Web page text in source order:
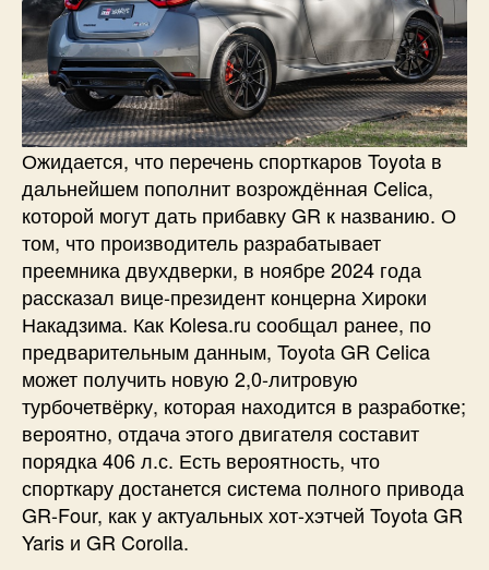
Ожидается, что перечень спорткаров Toyota в
дальнейшем пополнит возрождённая Celica,
которой могут дать прибавку GR к названию. О
том, что производитель разрабатывает
преемника двухдверки, в ноябре 2024 года
рассказал вице-президент концерна Хироки
Накадзима. Как Kolesa.ru сообщал ранее, по
предварительным данным, Toyota GR Celica
может получить новую 2,0-литровую
турбочетвёрку, которая находится в разработке;
вероятно, отдача этого двигателя составит
порядка 406 л.с. Есть вероятность, что
спорткару достанется система полного привода
GR-Four, как у актуальных хот-хэтчей Toyota GR
Yaris и GR Corolla.